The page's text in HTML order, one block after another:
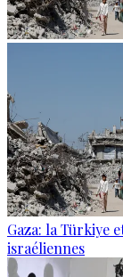
Gaza: la Türkiye
israéliennes